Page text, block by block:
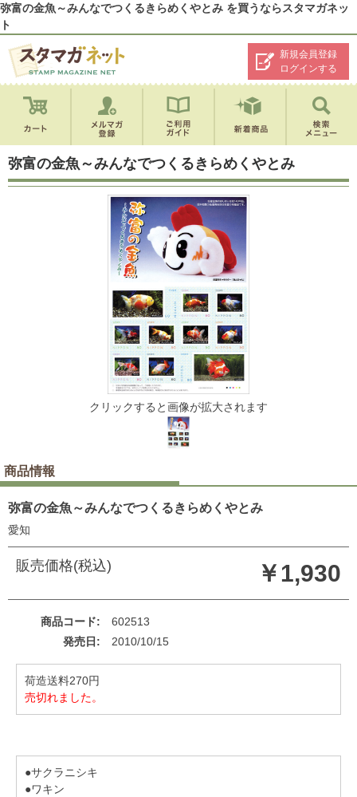
弥富の金魚～みんなでつくるきらめくやとみ を買うならスタマガネッ
ト
新規会員登録
ログインする
弥富の金魚～みんなでつくるきらめくやとみ
クリックすると画像が拡大されます
商品情報
弥富の金魚～みんなでつくるきらめくやとみ
愛知
販売価格(税込) ￥1,930
商品コード
602513
発売日
2010/10/15
荷造送料270円
売切れました。
●サクラニシキ
●ワキン